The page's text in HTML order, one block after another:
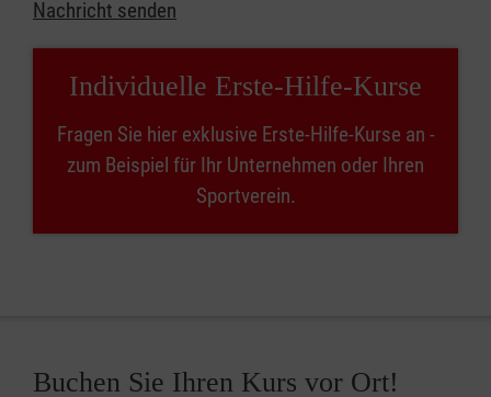
Nachricht senden
Individuelle Erste-Hilfe-Kurse
Fragen Sie hier exklusive Erste-Hilfe-Kurse an -
zum Beispiel für Ihr Unternehmen oder Ihren
Sportverein.
Buchen Sie Ihren Kurs vor Ort!